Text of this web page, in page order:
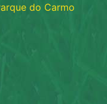
do Carmo